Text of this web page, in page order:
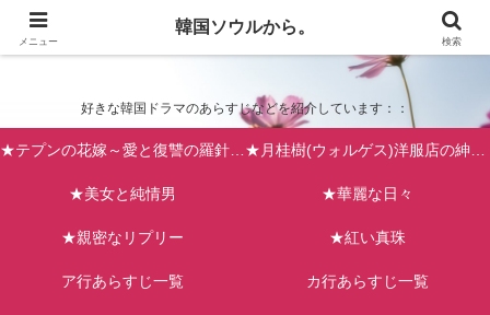
韓国ソウルから。
好きな韓国ドラマのあらすじなどを紹介しています：：
★テプンの花嫁～愛と復讐の羅針盤（台風の新婦） ★月桂樹(ウォルゲス)洋服店の紳士たち
★美女と純情男 ★華麗な日々
★親密なリプリー ★紅い真珠
ア行あらすじ一覧 カ行あらすじ一覧
メニュー
韓国ソウルから。
検索